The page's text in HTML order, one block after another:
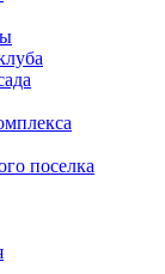
поселка